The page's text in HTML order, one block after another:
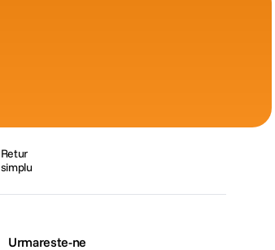
Retur
simplu
Urmareste-ne